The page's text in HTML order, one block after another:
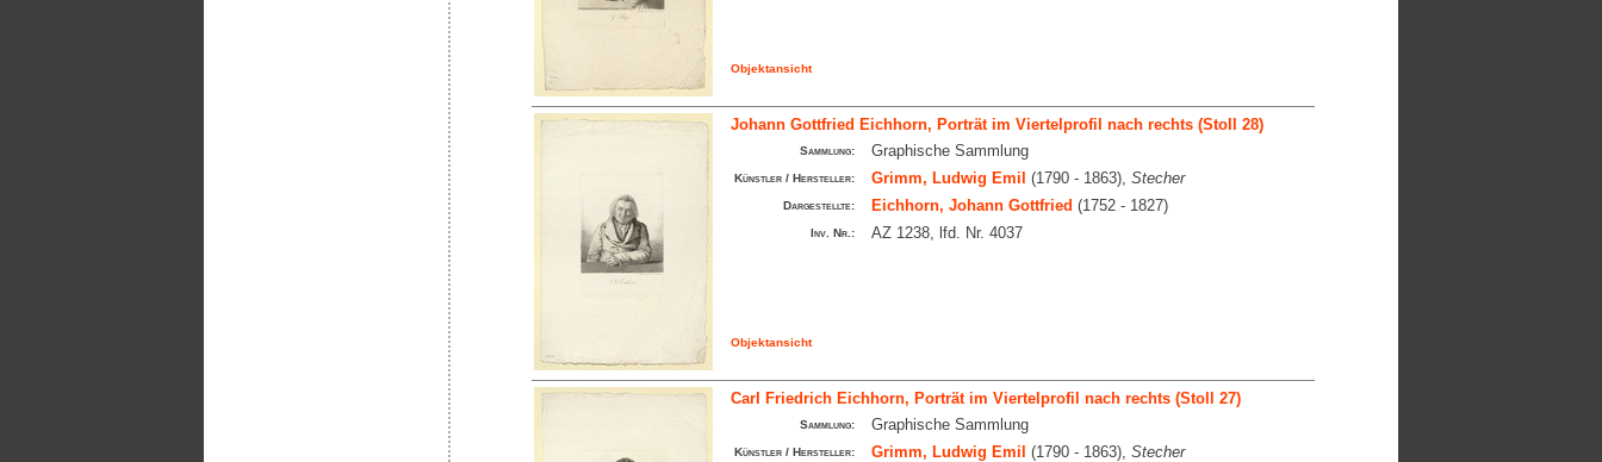
Objektansicht
Johann Gottfried Eichhorn, Porträt im Viertelprofil nach rechts (Stoll 28)
Sammlung: Graphische Sammlung
Künstler / Hersteller: Grimm, Ludwig Emil (1790 - 1863), Stecher
Dargestellte: Eichhorn, Johann Gottfried (1752 - 1827)
Inv. Nr.: AZ 1238, lfd. Nr. 4037
Objektansicht
Carl Friedrich Eichhorn, Porträt im Viertelprofil nach rechts (Stoll 27)
Sammlung: Graphische Sammlung
Künstler / Hersteller: Grimm, Ludwig Emil (1790 - 1863), Stecher